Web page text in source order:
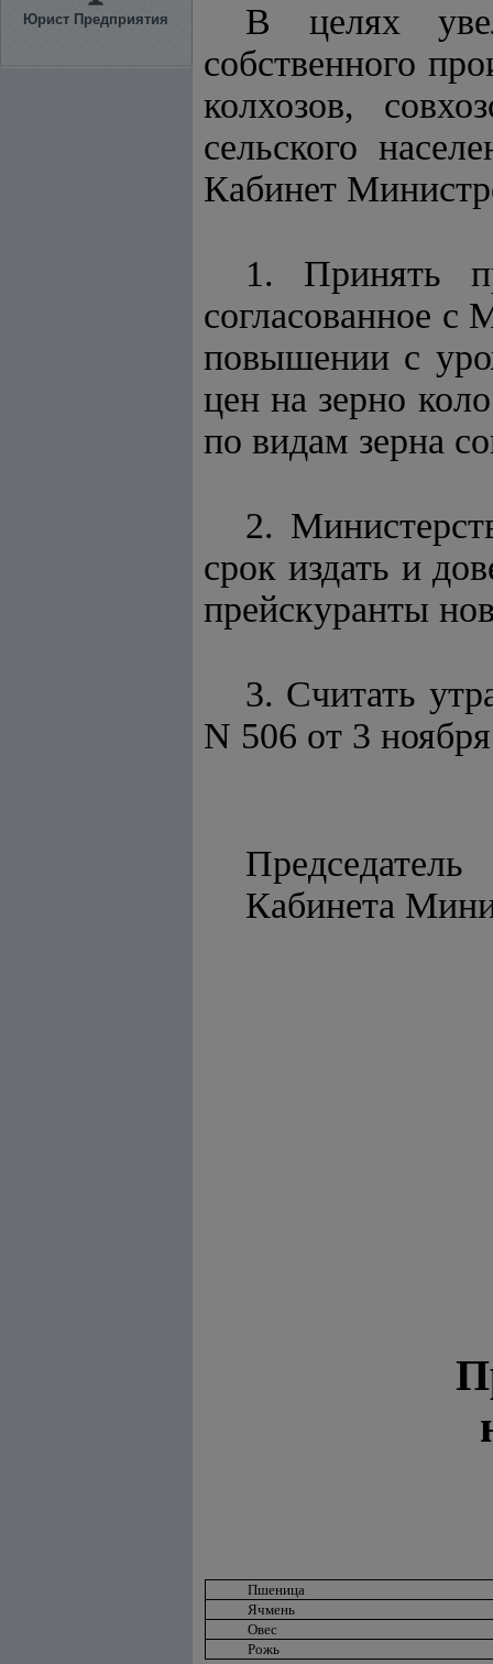
Юрист Предприятия
В целях
собственного
колхозов,
сельского
Кабинет
1. Принять
согласованное с
повышении с
цен на зерно
по видам зерна
2.
срок издать и
прейскуранты
3. Считать
N 506 от 3
Председатель
Пшеница
Ячмень
Овес
Рожь